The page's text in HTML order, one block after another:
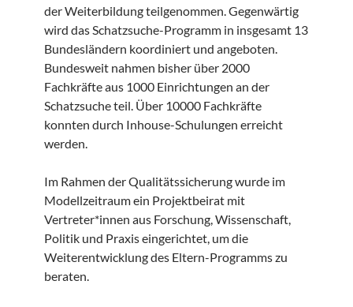
der Weiterbildung teilgenommen. Gegenwärtig
wird das Schatzsuche-Programm in insgesamt 13
Bundesländern koordiniert und angeboten.
Bundesweit nahmen bisher über 2000
Fachkräfte aus 1000 Einrichtungen an der
Schatzsuche teil. Über 10000 Fachkräfte
konnten durch Inhouse-Schulungen erreicht
werden.
Im Rahmen der Qualitätssicherung wurde im
Modellzeitraum ein Projektbeirat mit
Vertreter*innen aus Forschung, Wissenschaft,
Politik und Praxis eingerichtet, um die
Weiterentwicklung des Eltern-Programms zu
beraten.